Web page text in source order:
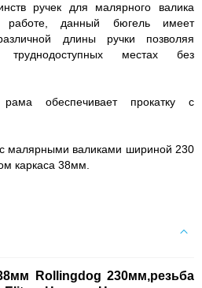
ручек для малярного валика
данный бюгель имеет
длины ручки позволяя
местах без
обеспечивает прокатку с
малярными валиками шириной 230
каркаса 38мм.
Rollingdog 230мм,резьба